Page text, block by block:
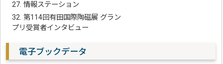
27. 情報ステーション
32. 第114回有田国際陶磁展 グラン
プリ受賞者インタビュー
電子ブックデータ